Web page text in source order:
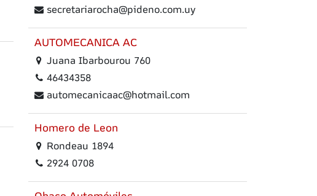
secretariarocha@pideno.com.uy
AUTOMECANICA AC
Juana Ibarbourou 760
46434358
automecanicaac@hotmail.com
Homero de Leon
Rondeau 1894
2924 0708